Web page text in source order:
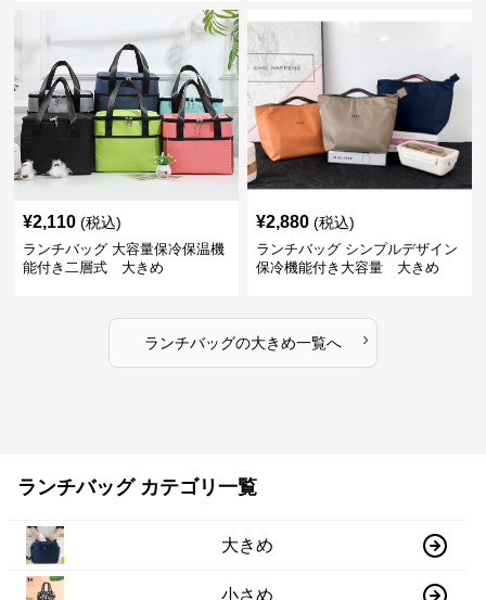
¥2,110 (税込)
ランチバッグ 大容量保冷保温機
能付き二層式 大きめ
¥2,880 (税込)
ランチバッグ シンプルデザイン
保冷機能付き大容量 大きめ
ランチバッグの大きめ一覧へ ›
ランチバッグ カテゴリ一覧
大きめ
小さめ